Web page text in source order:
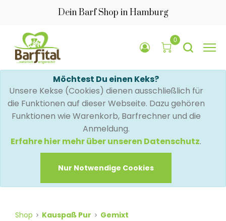
Dein Barf Shop in Hamburg
0
Möchtest Du einen Keks?
Unsere Kekse (Cookies) dienen ausschließlich für
die Funktionen auf dieser Webseite. Dazu gehören
Funktionen wie Warenkorb, Barfrechner und die
Anmeldung.
Erfahre hier mehr über unseren Datenschutz.
Nur Notwendige Cookies
Shop Kauspaß Pur Gemixt